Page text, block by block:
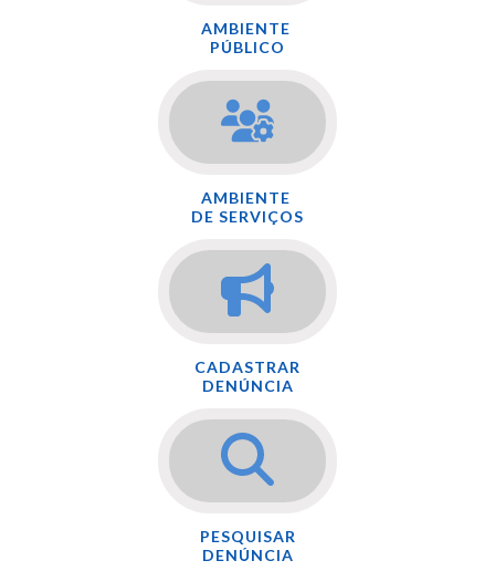
AMBIENTE
PÚBLICO
AMBIENTE
DE SERVIÇOS
CADASTRAR
DENÚNCIA
PESQUISAR
DENÚNCIA